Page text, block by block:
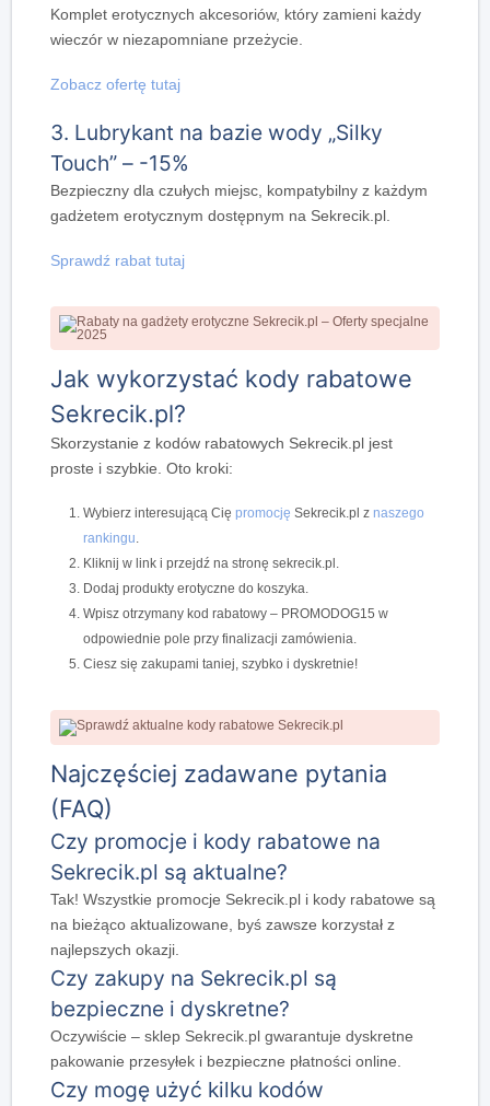
Komplet erotycznych akcesoriów, który zamieni każdy
wieczór w niezapomniane przeżycie.
Zobacz ofertę tutaj
3. Lubrykant na bazie wody „Silky
Touch” – -15%
Bezpieczny dla czułych miejsc, kompatybilny z każdym
gadżetem erotycznym dostępnym na Sekrecik.pl.
Sprawdź rabat tutaj
Jak wykorzystać kody rabatowe
Sekrecik.pl?
Skorzystanie z kodów rabatowych Sekrecik.pl jest
proste i szybkie. Oto kroki:
Wybierz interesującą Cię promocję Sekrecik.pl z naszego
rankingu.
Kliknij w link i przejdź na stronę sekrecik.pl.
Dodaj produkty erotyczne do koszyka.
Wpisz otrzymany kod rabatowy – PROMODOG15 w
odpowiednie pole przy finalizacji zamówienia.
Ciesz się zakupami taniej, szybko i dyskretnie!
Najczęściej zadawane pytania
(FAQ)
Czy promocje i kody rabatowe na
Sekrecik.pl są aktualne?
Tak! Wszystkie promocje Sekrecik.pl i kody rabatowe są
na bieżąco aktualizowane, byś zawsze korzystał z
najlepszych okazji.
Czy zakupy na Sekrecik.pl są
bezpieczne i dyskretne?
Oczywiście – sklep Sekrecik.pl gwarantuje dyskretne
pakowanie przesyłek i bezpieczne płatności online.
Czy mogę użyć kilku kodów